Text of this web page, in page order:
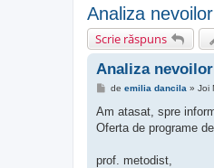
Analiza
Scrie răspuns
Analiza
M
s
j
de emilia dancila » Joi
Am atasat, spre
Oferta de programe
prof. metodist,